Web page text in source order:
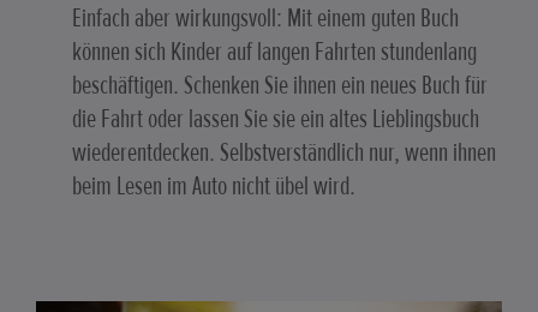
Einfach aber wirkungsvoll: Mit einem guten Buch
können sich Kinder auf langen Fahrten stundenlang
beschäftigen. Schenken Sie ihnen ein neues Buch für
die Fahrt oder lassen Sie sie ein altes Lieblingsbuch
wiederentdecken. Selbstverständlich nur, wenn ihnen
beim Lesen im Auto nicht übel wird.